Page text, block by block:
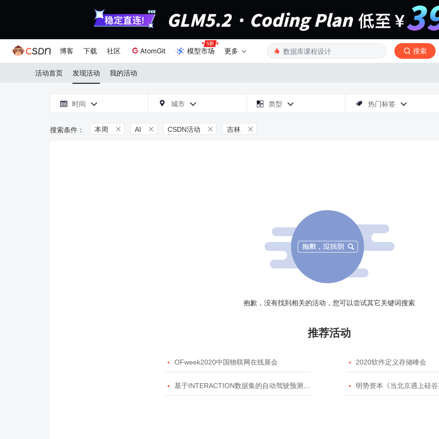
博客 下载 社区 AtomGit 模型市场 更多 搜索
活动首页 发现活动 我的活动
 时间   城市   类型   热门标签 
本周  AI  CSDN活动  吉林 
抱歉，没有找到相关的活动，您可以尝试其它关键词搜索
推荐活动
 OFweek2020中国物联网在线展会  2020软件定义存储峰会
 基于INTERACTION数据集的自动驾驶预测模型挑战赛  明势资本《当北京遇上硅谷》系列